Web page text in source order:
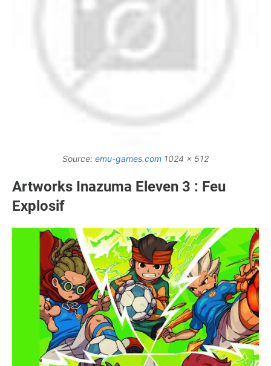
Source: emu-games.com 1024 x 512
Artworks Inazuma Eleven 3 : Feu
Explosif